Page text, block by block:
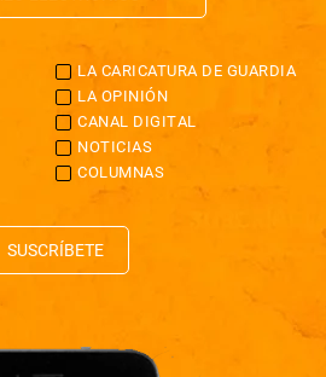
LA CARICATURA DE GUARDIA
LA OPINIÓN
CANAL DIGITAL
NOTICIAS
COLUMNAS
SUSCRÍBETE